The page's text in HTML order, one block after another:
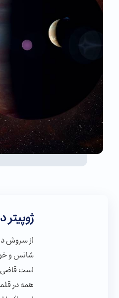
ژوپیتر
از سروش
شانس و
است قاضی
همه در